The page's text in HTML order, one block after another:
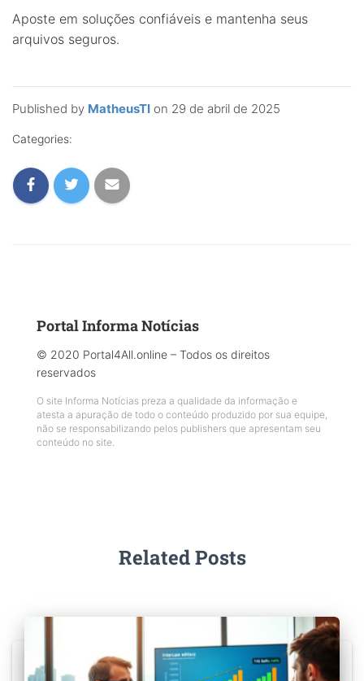
Published by MatheusTI on 29 de abril de 2025
Aposte em soluções confiáveis e mantenha seus
arquivos seguros.
Categories:
Portal Informa Notícias
© 2020 Portal4All.online – Todos os direitos
reservados
O site Informa Notícias preza a qualidade da informação e
atesta a apuração de todo o conteúdo produzido por sua equipe,
não se responsabilizando pelos publishers que apresentam seu
conteúdo no site.
Related Posts